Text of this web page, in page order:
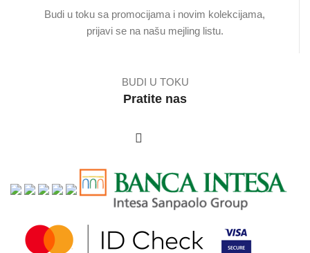
Budi u toku sa promocijama i novim kolekcijama,
prijavi se na našu mejling listu.
BUDI U TOKU
Pratite nas